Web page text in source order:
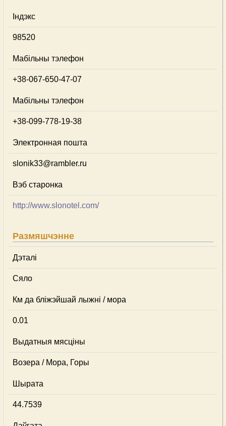
Індэкс
98520
Мабільны тэлефон
+38-067-650-47-07
Мабільны тэлефон
+38-099-778-19-38
Электронная пошта
slonik33@rambler.ru
Вэб старонка
http://www.slonotel.com/
Размяшчэнне
Дэталі
Сяло
Км да бліжэйшай лыжні / мора
0.01
Выдатныя мясціны
Возера / Мора, Горы
Шырата
44.7539